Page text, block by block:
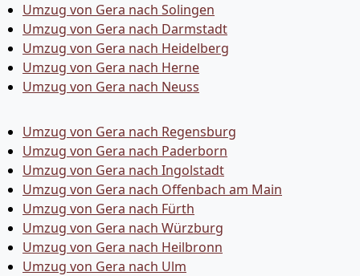
Umzug von Gera nach Solingen
Umzug von Gera nach Darmstadt
Umzug von Gera nach Heidelberg
Umzug von Gera nach Herne
Umzug von Gera nach Neuss
Umzug von Gera nach Regensburg
Umzug von Gera nach Paderborn
Umzug von Gera nach Ingolstadt
Umzug von Gera nach Offenbach am Main
Umzug von Gera nach Fürth
Umzug von Gera nach Würzburg
Umzug von Gera nach Heilbronn
Umzug von Gera nach Ulm